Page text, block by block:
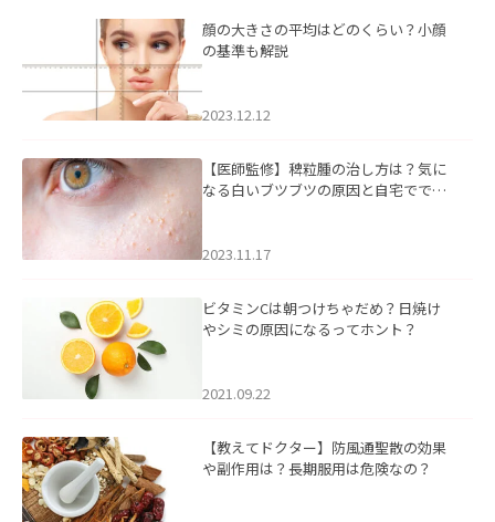
顔の大きさの平均はどのくらい？小顔
の基準も解説
2023.12.12
【医師監修】稗粒腫の治し方は？気に
なる白いブツブツの原因と自宅ででき
2023.11.17
ビタミンCは朝つけちゃだめ？日焼け
やシミの原因になるってホント？
2021.09.22
【教えてドクター】防風通聖散の効果
や副作用は？長期服用は危険なの？